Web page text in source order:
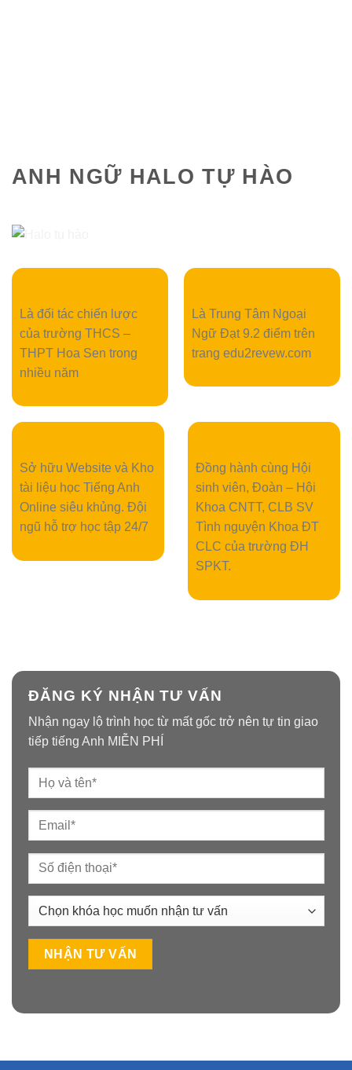
ANH NGỮ HALO TỰ HÀO
Là đối tác chiến lược
của trường THCS –
THPT Hoa Sen trong
nhiều năm
Là Trung Tâm Ngoại
Ngữ Đạt 9.2 điểm trên
trang edu2revew.com
Sở hữu Website và Kho
tài liệu học Tiếng Anh
Online siêu khủng. Đội
ngũ hỗ trợ học tập 24/7
Đồng hành cùng Hội
sinh viên, Đoàn – Hội
Khoa CNTT, CLB SV
Tình nguyện Khoa ĐT
CLC của trường ĐH
SPKT.
ĐĂNG KÝ NHẬN TƯ VẤN
Nhận ngay lộ trình học từ mất gốc trở nên tự tin giao
tiếp tiếng Anh MIỄN PHÍ